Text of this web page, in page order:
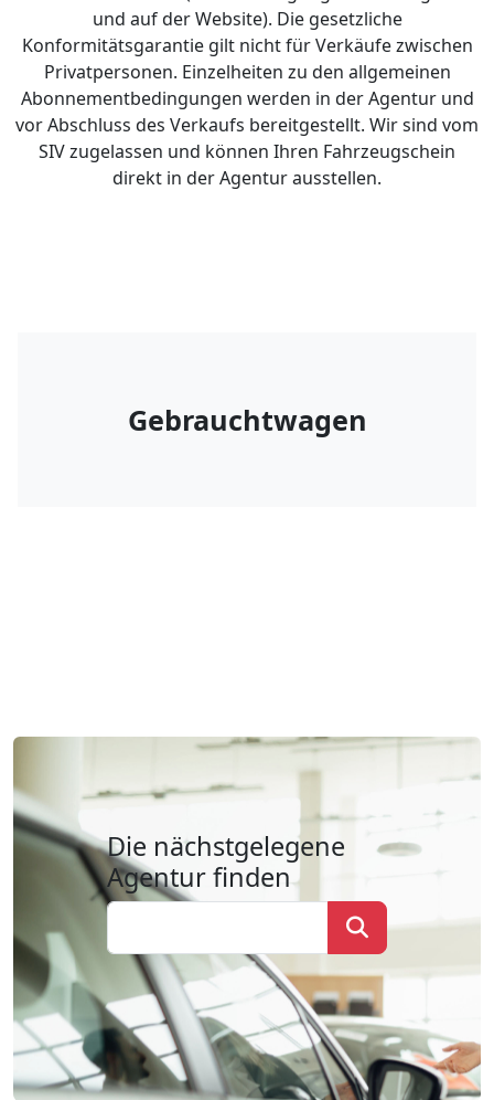
und auf der Website). Die gesetzliche
Konformitätsgarantie gilt nicht für Verkäufe zwischen
Privatpersonen. Einzelheiten zu den allgemeinen
Abonnementbedingungen werden in der Agentur und
vor Abschluss des Verkaufs bereitgestellt. Wir sind vom
SIV zugelassen und können Ihren Fahrzeugschein
direkt in der Agentur ausstellen.
Gebrauchtwagen
Die nächstgelegene
Agentur finden